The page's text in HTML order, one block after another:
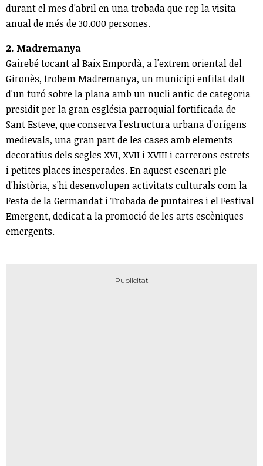
durant el mes d'abril en una trobada que rep la visita
anual de més de 30.000 persones.
2. Madremanya
Gairebé tocant al Baix Empordà, a l'extrem oriental del
Gironès, trobem Madremanya, un municipi enfilat dalt
d'un turó sobre la plana amb un nucli antic de categoria
presidit per la gran església parroquial fortificada de
Sant Esteve, que conserva l'estructura urbana d'orígens
medievals, una gran part de les cases amb elements
decoratius dels segles XVI, XVII i XVIII i carrerons estrets
i petites places inesperades. En aquest escenari ple
d'història, s'hi desenvolupen activitats culturals com la
Festa de la Germandat i Trobada de puntaires i el Festival
Emergent, dedicat a la promoció de les arts escèniques
emergents.